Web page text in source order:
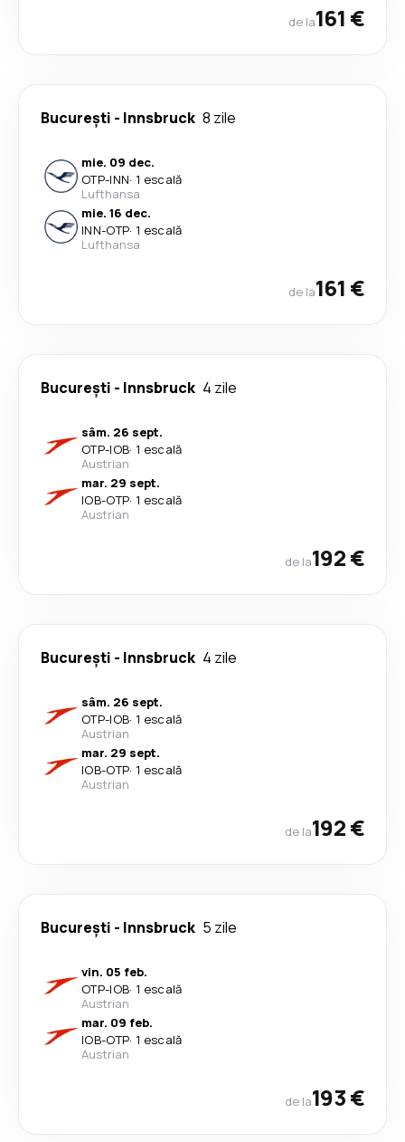
de la161 €
București - Innsbruck 8 zile
mie. 09 dec.
OTP-INN· 1 escală
Lufthansa
mie. 16 dec.
INN-OTP· 1 escală
Lufthansa
de la161 €
București - Innsbruck 4 zile
sâm. 26 sept.
OTP-IOB· 1 escală
Austrian
mar. 29 sept.
IOB-OTP· 1 escală
Austrian
de la192 €
București - Innsbruck 4 zile
sâm. 26 sept.
OTP-IOB· 1 escală
Austrian
mar. 29 sept.
IOB-OTP· 1 escală
Austrian
de la192 €
București - Innsbruck 5 zile
vin. 05 feb.
OTP-IOB· 1 escală
Austrian
mar. 09 feb.
IOB-OTP· 1 escală
Austrian
de la193 €